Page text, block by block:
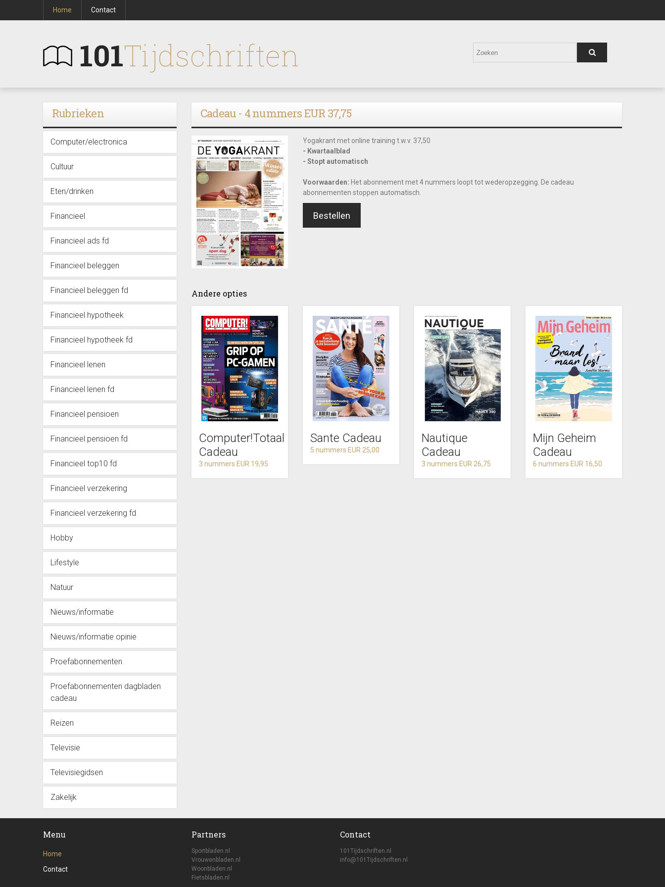
Home Contact
101Tijdschriften
Cadeau - 4 nummers EUR 37,75
Yogakrant met online training t.w.v. 37,50
- Kwartaalblad
- Stopt automatisch
Voorwaarden: Het abonnement met 4 nummers loopt tot wederopzegging. De cadeau
abonnementen stoppen automatisch.
Bestellen
Andere opties
Computer!Totaal
Cadeau
3 nummers EUR 19,95
Sante Cadeau
5 nummers EUR 25,00
Nautique
Cadeau
3 nummers EUR 26,75
Mijn Geheim
Cadeau
6 nummers EUR 16,50
Rubrieken
Computer/electronica
Cultuur
Eten/drinken
Financieel
Financieel ads fd
Financieel beleggen
Financieel beleggen fd
Financieel hypotheek
Financieel hypotheek fd
Financieel lenen
Financieel lenen fd
Financieel pensioen
Financieel pensioen fd
Financieel top10 fd
Financieel verzekering
Financieel verzekering fd
Hobby
Lifestyle
Natuur
Nieuws/informatie
Nieuws/informatie opinie
Proefabonnementen
Proefabonnementen dagbladen
cadeau
Reizen
Televisie
Televisiegidsen
Zakelijk
Menu
Home
Contact
Partners
Sportbladen.nl
Vrouwenbladen.nl
Woonbladen.nl
Fietsbladen.nl
Contact
101Tijdschriften.nl
info@101Tijdschriften.nl